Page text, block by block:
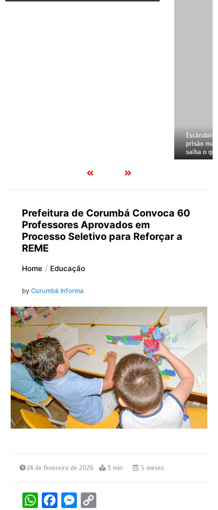
Prefeitura de Corumbá Convoca 60
Professores Aprovados em
Processo Seletivo para Reforçar a
REME
Home Educação
by Corumbá Informa
24 de fevereiro de 2026 3 min 5 meses
W F
M